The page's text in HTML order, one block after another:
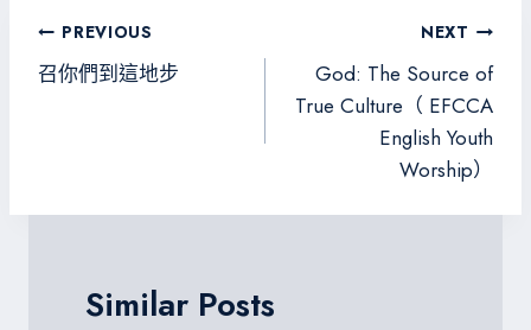
o
ok
er
文
章
PREVIOUS
召你們到這地步
NEXT
God: The Source of
True Culture（ EFCCA
English Youth
Worship）
Similar Posts